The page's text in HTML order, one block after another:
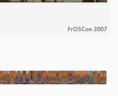
FrOSCon 2007